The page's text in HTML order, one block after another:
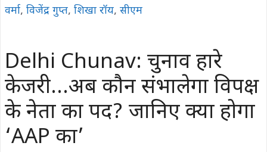
वर्मा, विजेंद्र गुप्त, शिखा रॉय, सीएम
Delhi Chunav: चुनाव हारे
केजरी…अब कौन संभालेगा विपक्ष
के नेता का पद? जानिए क्या होगा
‘AAP का’